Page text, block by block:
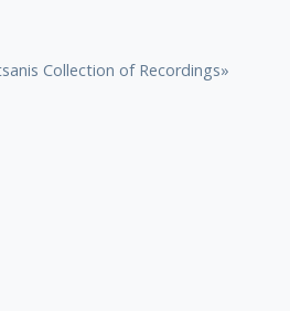
Collection of Recordings»